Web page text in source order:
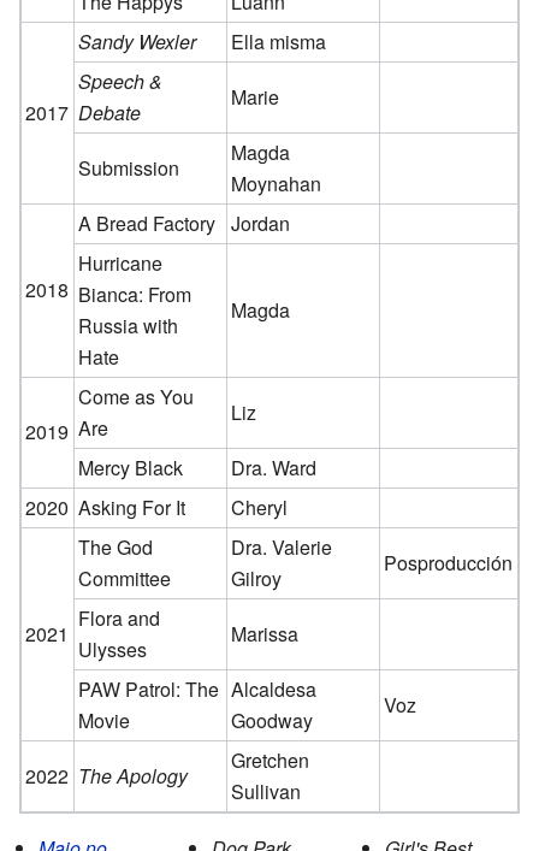
2017
Sandy Wexler
Ella misma
Speech &
Debate
Marie
Submission
Magda
Moynahan
2018
A Bread Factory Jordan
Hurricane
Bianca: From
Russia with
Hate
Magda
2019
Come as You
Are
Liz
Mercy Black
Dra. Ward
2020 Asking For It Cheryl
2021
The God
Committee
Dra. Valerie
Gilroy
Posproducción
Flora and
Ulysses
Marissa
PAW Patrol: The
Movie
Alcaldesa
Goodway
Voz
2022 The Apology
Gretchen
Sullivan